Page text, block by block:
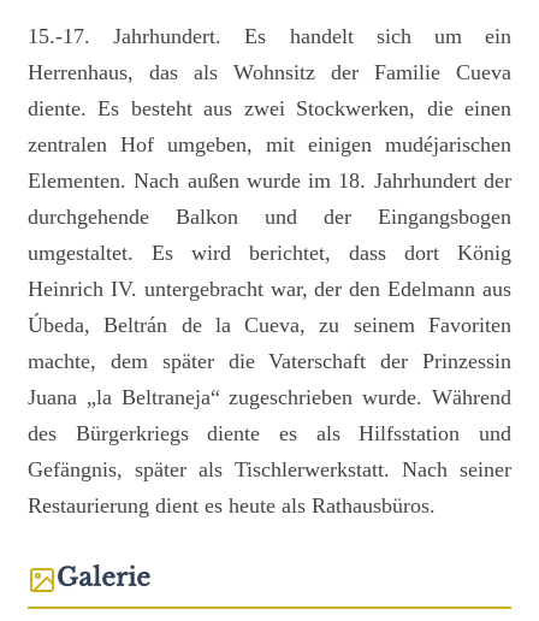
15.-17. Jahrhundert. Es handelt sich um ein
Herrenhaus, das als Wohnsitz der Familie Cueva
diente. Es besteht aus zwei Stockwerken, die einen
zentralen Hof umgeben, mit einigen mudéjarischen
Elementen. Nach außen wurde im 18. Jahrhundert der
durchgehende Balkon und der Eingangsbogen
umgestaltet. Es wird berichtet, dass dort König
Heinrich IV. untergebracht war, der den Edelmann aus
Úbeda, Beltrán de la Cueva, zu seinem Favoriten
machte, dem später die Vaterschaft der Prinzessin
Juana „la Beltraneja“ zugeschrieben wurde. Während
des Bürgerkriegs diente es als Hilfsstation und
Gefängnis, später als Tischlerwerkstatt. Nach seiner
Restaurierung dient es heute als Rathausbüros.
Galerie